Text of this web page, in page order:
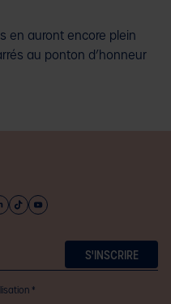
en auront encore plein
au ponton d’honneur